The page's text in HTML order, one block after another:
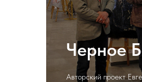
Черное
Авторский проект